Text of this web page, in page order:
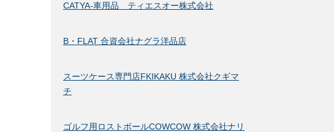
CATYA-車用品 ティエスオー株式会社
B・FLAT 合資会社ナグラ洋品店
スーツケース専門店FKIKAKU 株式会社クギマ
チ
ゴルフ用ロストボールCOWCOW 株式会社ナリ